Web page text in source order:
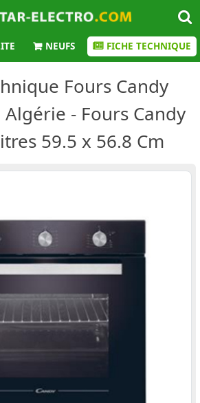
NEUFS FICHE TECHNIQUE
Fours Candy
Algérie - Fours Candy
59.5 x 56.8 Cm